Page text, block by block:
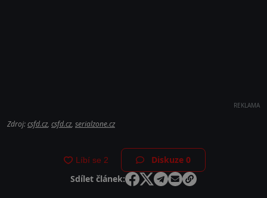
REKLAMA
Zdroj:csfd.cz, csfd.cz, serialzone.cz
Diskuze0
Sdílet článek: